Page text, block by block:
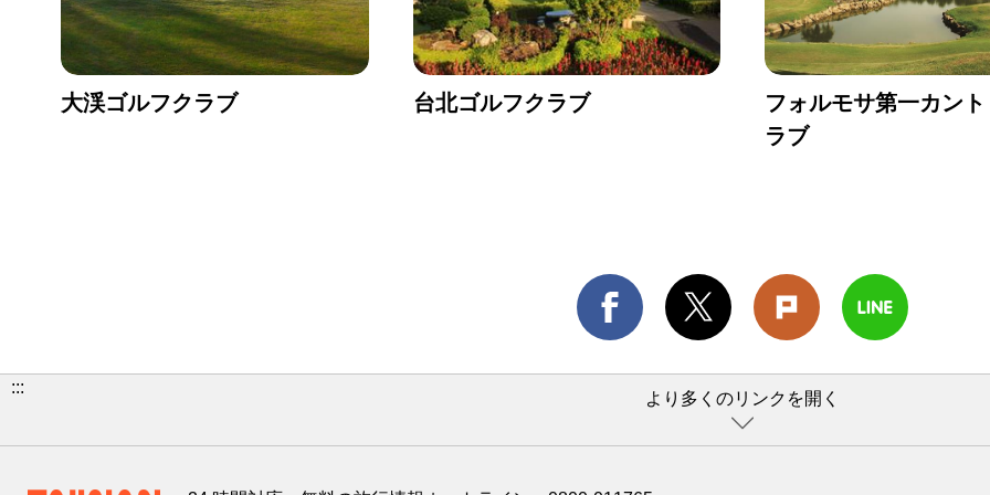
大渓ゴルフクラブ 台北ゴルフクラブ
フォルモサ第一カン
ラブ
:::
より多くのリンクを開く